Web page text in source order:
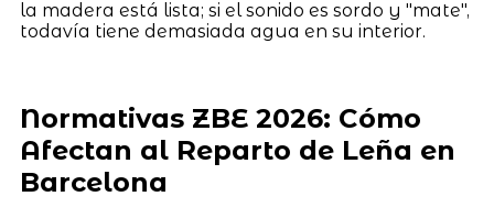
la madera está lista; si el sonido es sordo y "mate",
todavía tiene demasiada agua en su interior.
Normativas ZBE 2026: Cómo
Afectan al Reparto de Leña en
Barcelona